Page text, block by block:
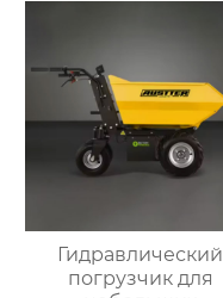
Гидравлический
погрузчик для